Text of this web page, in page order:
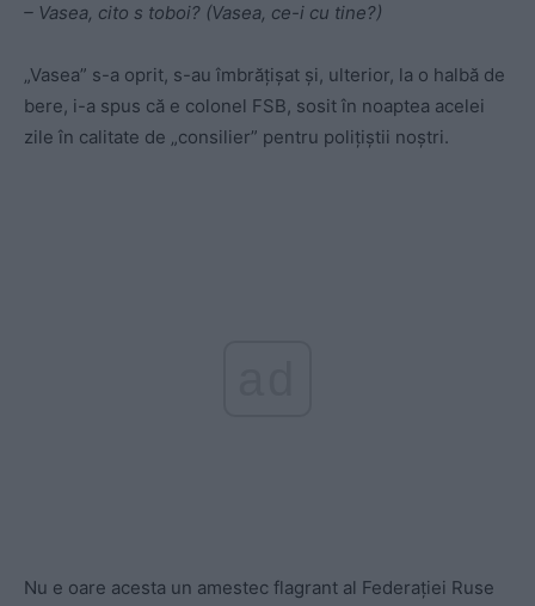
– Vasea, cito s toboi? (Vasea, ce-i cu tine?)
„Vasea” s-a oprit, s-au îmbrăţişat şi, ulterior, la o halbă de
bere, i-a spus că e colonel FSB, sosit în noaptea acelei
zile în calitate de „consilier” pentru poliţiştii noştri.
Nu e oare acesta un amestec flagrant al Federaţiei Ruse